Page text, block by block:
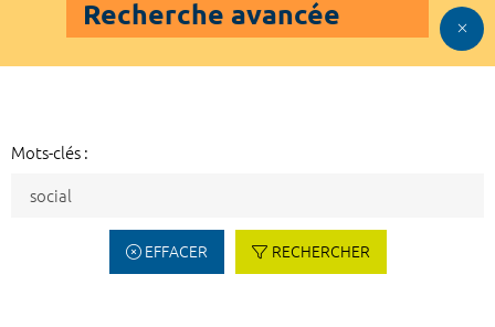
Recherche avancée
Mots-clés :
EFFACER RECHERCHER